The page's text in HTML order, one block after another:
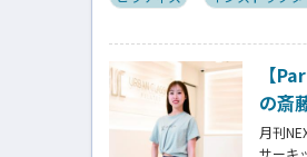
【
の斎
月刊
サーキ